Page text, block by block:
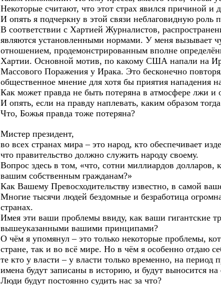
Некоторые считают, что этот страх явился причиной
И опять я подчеркну в этой связи неблаговидную роль
В соответствии с Хартией Журналистов,
являются установленными нормами. У меня вызывает
отношением, продемонстрированным вполне
Хартии. Основной мотив, по какому США напали на
Массового Поражения у Ирака. Это бесконечно
общественное мнение для хотя бы приятия нападения
Как может правда не быть потеряна в атмосфере лжи и
И опять, если на правду наплевать, каким образом
Что, Божья правда тоже потеряна?
Мистер президент,
во всех странах мира – это народ, кто обеспечивает
что правительство должно служить народу своему.
Вопрос здесь в том, «что, сотни миллиардов
вашим собственным гражданам?»
Как Вашему Превосходительству известно, в самой
Многие тысячи людей бездомные и безработица
странах.
Имея эти ваши проблемы ввиду, как ваши гигантские
вышеуказанными вашими принципами?
О чём я упомянул – это только некоторые проблемы,
стране, так и во всё мире. Но в чём я особенно отдаю
те кто у власти – у власти только временно, на
имена будут записаны в историю, и будут выносится
Люди будут постоянно судить нас за что?